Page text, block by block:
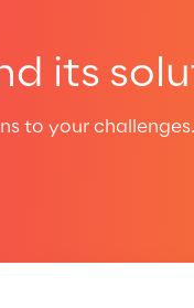
its
to your challenges.